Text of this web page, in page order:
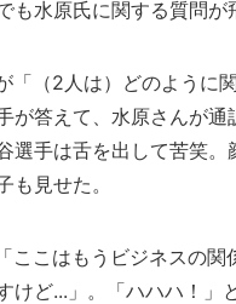
も水原氏に関する質問が
「（2人は）どのように
答えて、水原さんが通
選手は舌を出して苦笑。
も見せた。
ここはもうビジネスの関
けど...」。「ハハハ！」